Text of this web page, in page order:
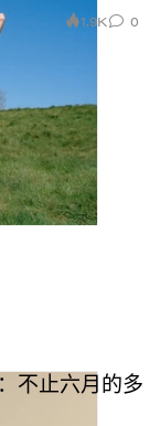
1.9K 0
不止六月的多